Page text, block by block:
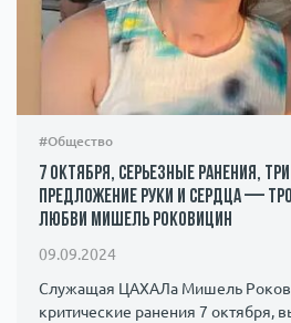
#Общество
7 октября, серьезные ранения,
предложение руки и сердца —
любви Мишель Роковицин
09.09.2024
Служащая ЦАХАЛа Мишель
критические ранения 7 октября,